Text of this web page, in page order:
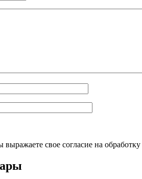
выражаете свое согласие на